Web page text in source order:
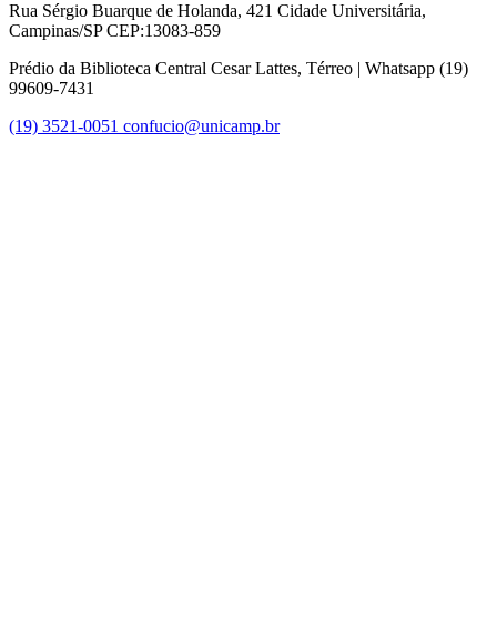
Rua Sérgio Buarque de Holanda, 421 Cidade Universitária,
Campinas/SP CEP:13083-859
Prédio da Biblioteca Central Cesar Lattes, Térreo | Whatsapp (19)
99609-7431
(19) 3521-0051 confucio@unicamp.br